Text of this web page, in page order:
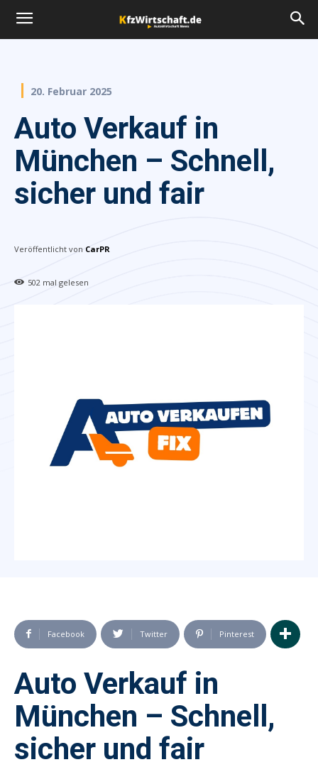
20. Februar 2025
Auto Verkauf in
München – Schnell,
sicher und fair
Veröffentlicht von CarPR
502 mal gelesen
Facebook Twitter Pinterest
Auto Verkauf in
München – Schnell,
sicher und fair